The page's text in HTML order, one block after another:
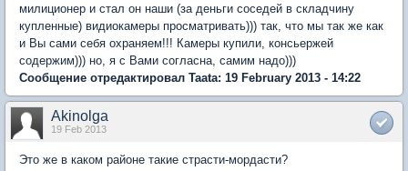
милиционер и стал он наши (за деньги соседей в складчину
купленные) видиокамеры просматривать))) так, что мы так же как
и Вы сами себя охраняем!!! Камеры купили, консьержей
содержим))) но, я с Вами согласна, самим надо)))
Сообщение отредактировал Taata: 19 February 2013 - 14:22
Akinolga
19 Feb 2013
Это же в каком районе такие страсти-мордасти?